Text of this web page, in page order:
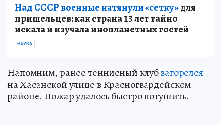
Над СССР военные натянули «сетку»для
пришельцев: как страна 13 лет тайно
искала и изучала инопланетных гостей
НАУКА
Напомним, ранее теннисный клубзагорелся
на Хасанской улице в Красногвардейском
районе. Пожар удалось быстро потушить.